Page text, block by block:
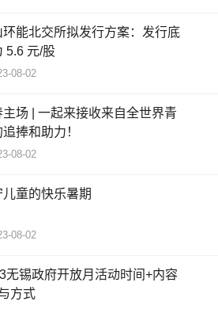
环能北交所拟发行方案：发行底
5.6 元/股
08-02
主场 | 一起来接收来自全世界青
捧和助力！
08-02
儿童的快乐暑期
08-02
无锡政府开放月活动时间+内容
方式